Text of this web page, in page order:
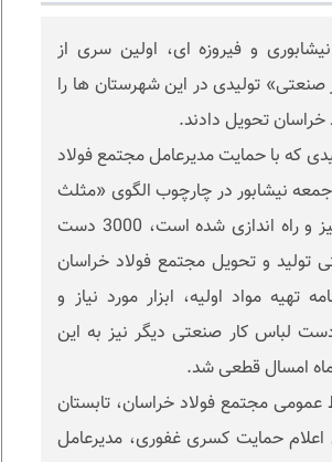
نیشابوری و فیروزه ای، اولین سری از
تولیدی در این شهرستان ها را
خراسان تحویل دادند.
که با حمایت مدیرعامل مجتمع فولاد
نیشابور در چارچوب الگوی «مثلث
اقتصادی» تجهیز و راه اندازی شده است، 3000 دست
تولید و تحویل مجتمع فولاد خراسان
تهیه مواد اولیه، ابزار مورد نیاز و
3000دست لباس کار صنعتی دیگر نیز به این
امسال قطعی شد.
عمومی مجتمع فولاد خراسان، تابستان
حمایت کسری غفوری، مدیرعامل